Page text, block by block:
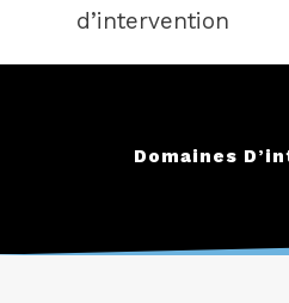
d’intervention
Domaines